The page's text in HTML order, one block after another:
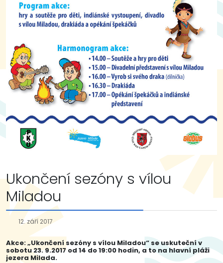
Ukončení sezóny s vílou
Miladou
12. září 2017
Akce: „Ukončení sezóny s vílou Miladou“ se uskuteční v
sobotu 23. 9.2017 od 14 do 19:00 hodin, a to na hlavní pláži
jezera Milada.